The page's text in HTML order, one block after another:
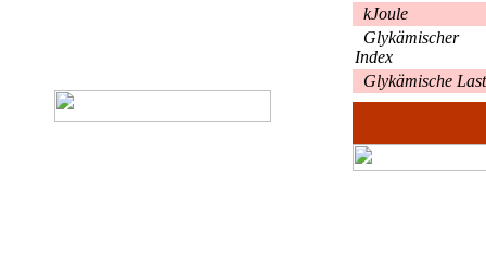
kJoule
Glykämischer
Index
Glykämische Last